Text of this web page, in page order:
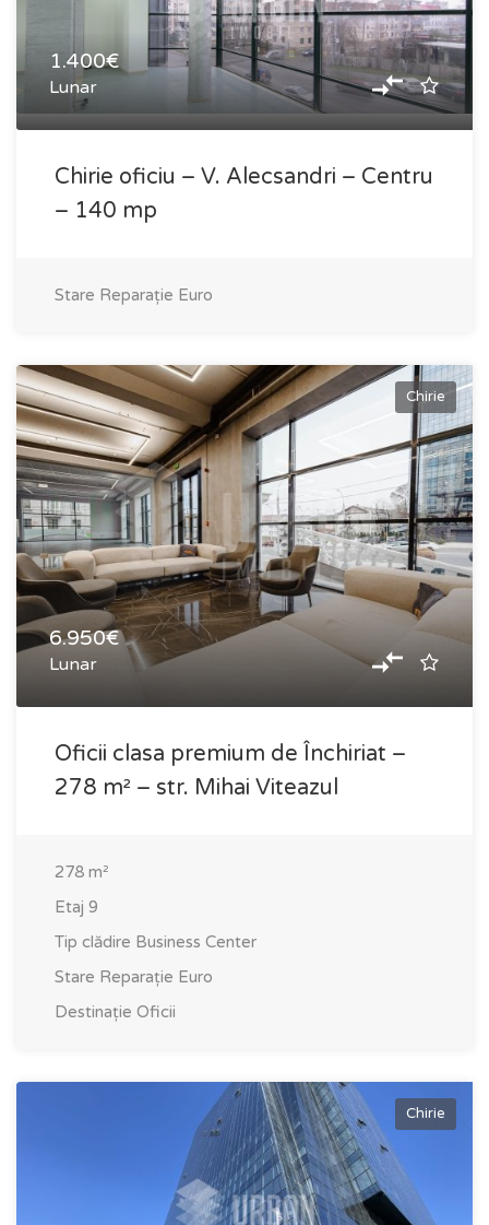
1.400€
Lunar
Chirie oficiu – V. Alecsandri – Centru
– 140 mp
Stare Reparație Euro
Chirie
6.950€
Lunar
Oficii clasa premium de Închiriat –
278 m² – str. Mihai Viteazul
278 m²
Etaj 9
Tip clădire Business Center
Stare Reparație Euro
Destinație Oficii
Chirie